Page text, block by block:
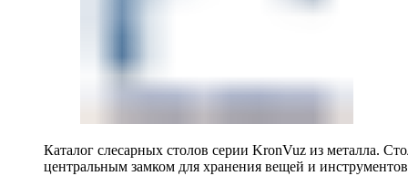
Каталог слесарных столов серии KronVuz из металла.
центральным замком для хранения вещей и